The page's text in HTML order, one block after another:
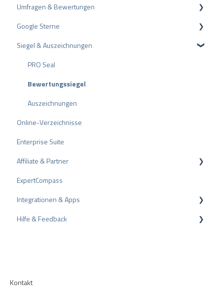
Pakete und Preise
API
ProvenEmployer
Profil-Einstellungen
Nutzerkonto
Rechnungsstellung
Umfragen & Bewertungen
Bewertungen
Umfragen
Andere Bewertungsquellen
Bewertungen teilen
Negative Bewertungen
Schlichtungsverfahren
Tipps zu Bewertungen
Interne Umfragen
Bewertungsrichtlinien
Google Sterne
Rich Snippet
Siegel & Auszeichnungen
PRO Seal
Bewertungssiegel
Auszeichnungen
Online-Verzeichnisse
Enterprise Suite
Affiliate & Partner
Partnerprogramm
Empfehlung
ExpertCompass
Integrationen & Apps
CMS-Plugins
Hilfe & Feedback
Kontakt